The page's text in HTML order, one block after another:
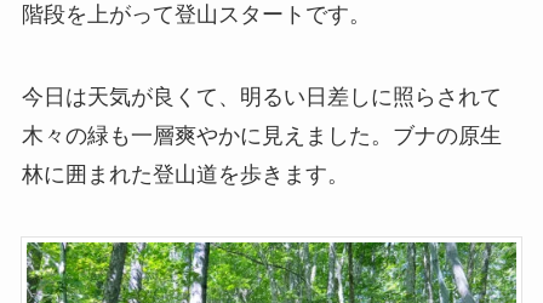
階段を上がって登山スタートです。
今日は天気が良くて、明るい日差しに照らされて
木々の緑も一層爽やかに見えました。ブナの原生
林に囲まれた登山道を歩きます。